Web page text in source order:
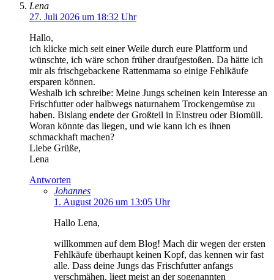
Lena
27. Juli 2026 um 18:32 Uhr
Hallo,
ich klicke mich seit einer Weile durch eure Plattform und
wünschte, ich wäre schon früher draufgestoßen. Da hätte ich
mir als frischgebackene Rattenmama so einige Fehlkäufe
ersparen können.
Weshalb ich schreibe: Meine Jungs scheinen kein Interesse an
Frischfutter oder halbwegs naturnahem Trockengemüse zu
haben. Bislang endete der Großteil in Einstreu oder Biomüll.
Woran könnte das liegen, und wie kann ich es ihnen
schmackhaft machen?
Liebe Grüße,
Lena
Antworten
Johannes
1. August 2026 um 13:05 Uhr
Hallo Lena,
willkommen auf dem Blog! Mach dir wegen der ersten
Fehlkäufe überhaupt keinen Kopf, das kennen wir fast
alle. Dass deine Jungs das Frischfutter anfangs
verschmähen, liegt meist an der sogenannten